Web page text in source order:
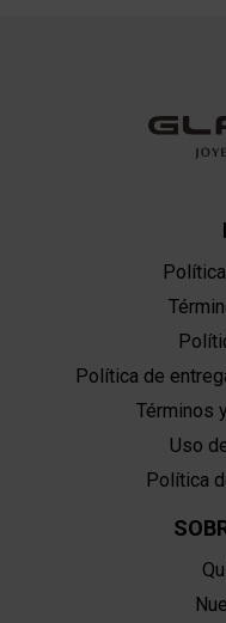
Política de
Términos
Uso
Política